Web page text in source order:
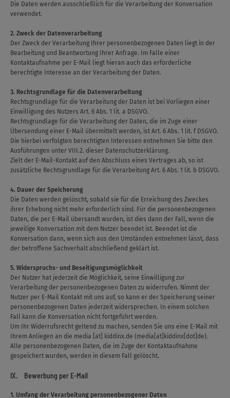
Die Daten werden ausschließlich für die Verarbeitung der Konversation
verwendet.
2. Zweck der Datenverarbeitung
Der Zweck der Verarbeitung Ihrer personenbezogenen Daten liegt in der
Bearbeitung und Beantwortung Ihrer Anfrage. Im Falle einer
Kontaktaufnahme per E-Mail liegt hieran auch das erforderliche
berechtigte Interesse an der Verarbeitung der Daten.
3. Rechtsgrundlage für die Datenverarbeitung
Rechtsgrundlage für die Verarbeitung der Daten ist bei Vorliegen einer
Einwilligung des Nutzers Art. 6 Abs. 1 lit. a DSGVO.
Rechtsgrundlage für die Verarbeitung der Daten, die im Zuge einer
Übersendung einer E-Mail übermittelt werden, ist Art. 6 Abs. 1 lit. f DSGVO.
Die hierbei verfolgten berechtigten Interessen entnehmen Sie bitte den
Ausführungen unter VIII.2. dieser Datenschutzerklärung.
Zielt der E-Mail-Kontakt auf den Abschluss eines Vertrages ab, so ist
zusätzliche Rechtsgrundlage für die Verarbeitung Art. 6 Abs. 1 lit. b DSGVO.
4. Dauer der Speicherung
Die Daten werden gelöscht, sobald sie für die Erreichung des Zweckes
ihrer Erhebung nicht mehr erforderlich sind. Für die personenbezogenen
Daten, die per E-Mail übersandt wurden, ist dies dann der Fall, wenn die
jeweilige Konversation mit dem Nutzer beendet ist. Beendet ist die
Konversation dann, wenn sich aus den Umständen entnehmen lässt, dass
der betroffene Sachverhalt abschließend geklärt ist.
5. Widerspruchs- und Beseitigungsmöglichkeit
Der Nutzer hat jederzeit die Möglichkeit, seine Einwilligung zur
Verarbeitung der personenbezogenen Daten zu widerrufen. Nimmt der
Nutzer per E-Mail Kontakt mit uns auf, so kann er der Speicherung seiner
personenbezogenen Daten jederzeit widersprechen. In einem solchen
Fall kann die Konversation nicht fortgeführt werden.
Um Ihr Widerrufsrecht geltend zu machen, senden Sie uns eine E-Mail mit
Ihrem Anliegen an die media [at] kiddinx.de (media[at]kiddinx[dot]de).
Alle personenbezogenen Daten, die im Zuge der Kontaktaufnahme
gespeichert wurden, werden in diesem Fall gelöscht.
IX. Bewerbung per E-Mail
1. Umfang der Verarbeitung personenbezogener Daten